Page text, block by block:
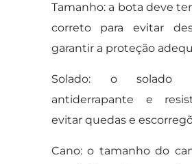
Tamanho: a bota deve
correto para evitar
garantir a proteção
Solado: o solado
antiderrapante e
evitar quedas e
Cano: o tamanho do